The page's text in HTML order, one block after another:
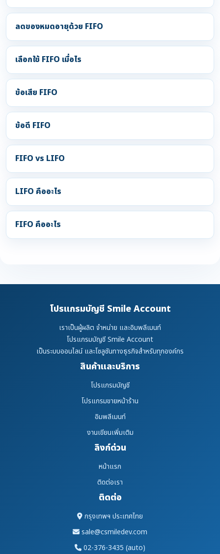
ลดของหมดอายุด้วย FIFO
เลือกใช้ FIFO เมื่อไร
ข้อเสีย FIFO
ข้อดี FIFO
FIFO vs LIFO
LIFO คืออะไร
FIFO คืออะไร
โปรแกรมบัญชี Smile Account
เราเป็นผู้ผลิต จำหน่าย และอิมพลีเมนท์
โปรแกรมบัญชี Smile Account
เป็นระบบออนไลน์ และโซลูชันทางธุรกิจสำหรับทุกองค์กร
สินค้าและบริการ
โปรแกรมบัญชี
โปรแกรมขายหน้าร้าน
อิมพลีเมนท์
งานเขียนเพิ่มเติม
ลิงก์ด่วน
หน้าแรก
ติดต่อเรา
ติดต่อ
กรุงเทพฯ ประเทศไทย
sale@csmiledev.com
02-376-3435 (auto)